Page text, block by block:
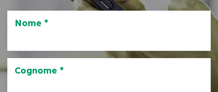
Nome *
Cognome *